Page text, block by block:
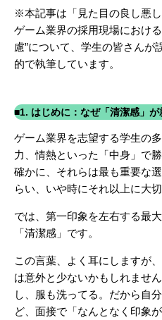
※本記事は「見た目の良し悪
ゲーム業界の採用現場におけ
慮”について、学生の皆さんが
的で執筆しています。
■1. はじめに：なぜ「清潔感」
ゲーム業界を志望する学生の
力、情熱といった「中身」で
確かに、それらは最も重要な
らい、いや時にそれ以上に大
では、 第一印象を左右する最
「清潔感」です。
この言葉、よく耳にしますが
は意外と少ないかもしれませ
し、服も洗ってる。だから自
ど、面接で「なんとなく印象